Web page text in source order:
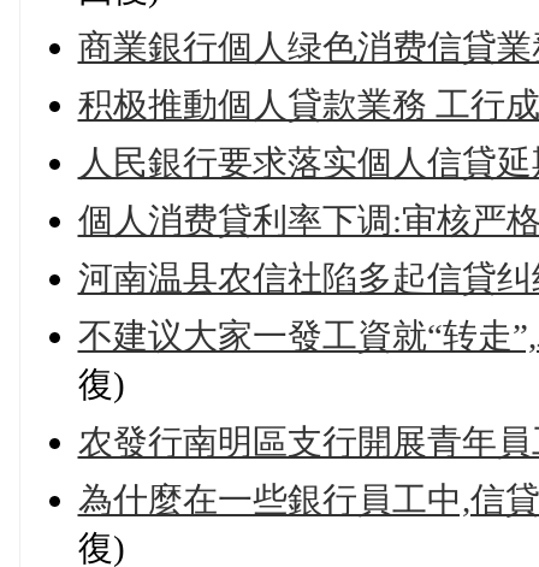
商業銀行個人绿色消费信貸
积极推動個人貸款業務 工行
人民銀行要求落实個人信貸
個人消费貸利率下调:审核严
河南温县农信社陷多起信貸
不建议大家一發工資就“转走
復)
农發行南明區支行開展青年
為什麼在一些銀行員工中,信
復)